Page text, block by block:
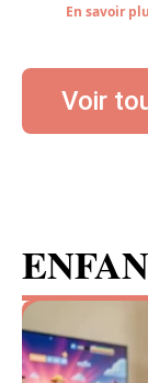
En savoir
Voir
Voir